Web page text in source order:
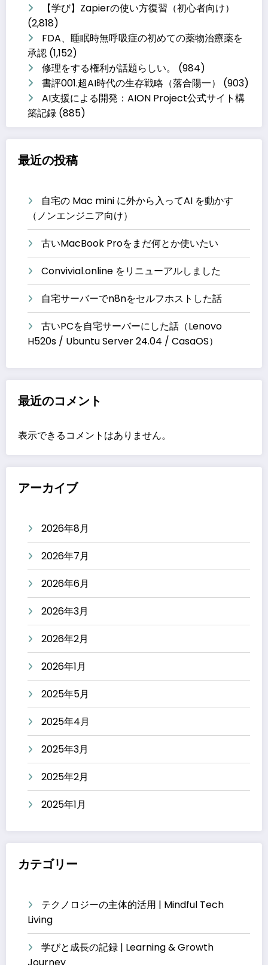
【学び】Zapierの使い方復習（初心者向け）
(2,818)
FDA、睡眠時無呼吸症の初めての薬物治療薬を
承認 (1,152)
修理をする権利が話題らしい。
(984)
書評001.超AI時代の生存戦略（落合陽一）
(903)
AI支援による開発：AION Project公式サイト構
築記録 (885)
最近の投稿
自宅の Mac mini に外から入ってAI を動かす
（ノンエンジニア向け）
古いMacBook Proをまだ何とか使いたい
Convivial.online をリニューアルしました
自宅サーバーでn8nをセルフホストした話
古いPCを自宅サーバーにした話（Lenovo
H520s / Ubuntu Server 24.04 / CasaOS）
最近のコメント
表示できるコメントはありません。
アーカイブ
2026年8月
2026年7月
2026年6月
2026年3月
2026年2月
2026年1月
2025年5月
2025年4月
2025年3月
2025年2月
2025年1月
カテゴリー
テクノロジーの主体的活用 | Mindful Tech
Living
学びと成長の記録 | Learning & Growth
Journey